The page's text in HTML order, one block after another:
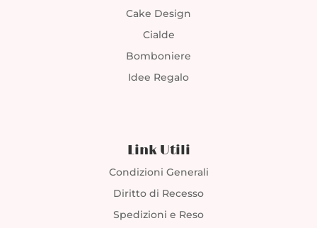
Cake Design
Cialde
Bomboniere
Idee Regalo
Link Utili
Condizioni Generali
Diritto di Recesso
Spedizioni e Reso